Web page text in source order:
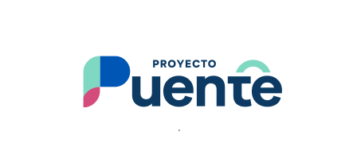
.